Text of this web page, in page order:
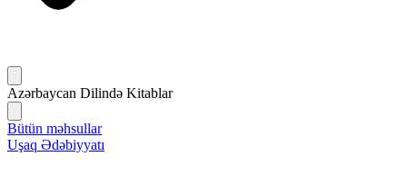
Azərbaycan Dilində Kitablar
Bütün məhsullar
Uşaq Ədəbiyyatı